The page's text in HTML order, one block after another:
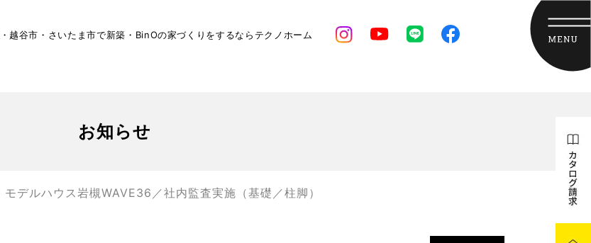
越谷市・さいたま市で新築・BinOの家づくりをするならテクノホーム
お知らせ
モデルハウス岩槻WAVE36／社内監査実施（基礎／柱脚）